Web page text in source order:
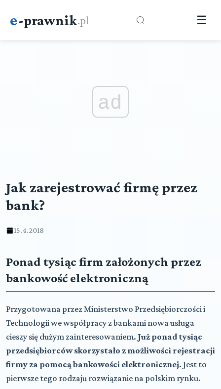
e-prawnik.pl ☰
ad
Jak zarejestrować firmę przez
bank?
15.4.2018
Ponad tysiąc firm założonych przez
bankowość elektroniczną
Przygotowana przez Ministerstwo Przedsiębiorczości i
Technologii we współpracy z bankami nowa usługa
cieszy się dużym zainteresowaniem. Już ponad tysiąc
przedsiębiorców skorzystało z możliwości rejestracji
firmy za pomocą bankowości elektronicznej. Jest to
pierwsze tego rodzaju rozwiązanie na polskim rynku.